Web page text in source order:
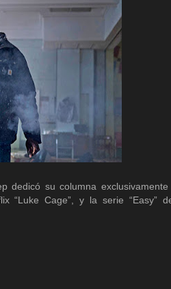
dedicó su columna
“Luke Cage”, y la serie “Easy”